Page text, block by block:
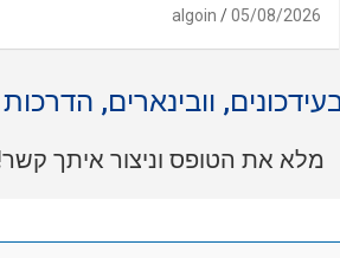
05/08/2026
algoin
בעידכונים, וובינארים,
מלא את הטופס וניצור איתך